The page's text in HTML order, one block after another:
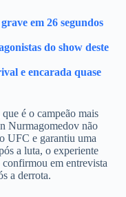
em 26 segundos
do show deste
e encarada quase
é o campeão mais
Nurmagomedov não
UFC e garantiu uma
a luta, o experiente
em entrevista
a derrota.